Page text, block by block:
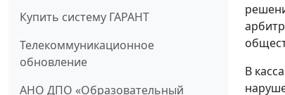
Купить систему ГАРАНТ
Телекоммуникационное
обновление
АНО ДПО «Образовательный
В